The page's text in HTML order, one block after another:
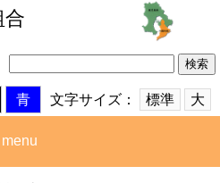
合
検
索:
文字サイズ：
標準 大
青
menu